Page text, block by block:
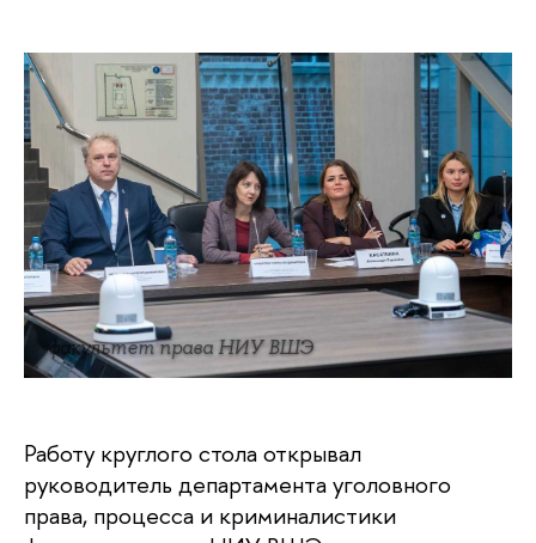
факультет права НИУ ВШЭ
Работу круглого стола открывал
руководитель департамента уголовного
права, процесса и криминалистики